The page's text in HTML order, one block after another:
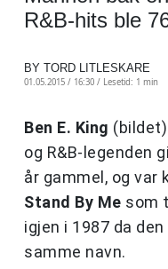
R&B-hits ble
BY TORD LITLESKARE
01.05.2015 / 16:30 / Lesetid: 1 min
Ben E. King
og R&B-legenden
år gammel, og
Stand By Me som
igjen i 1987 da
samme navn.